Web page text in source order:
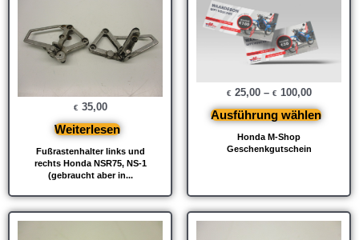
Fußrastenhalter links und
rechts Honda NSR75, NS-1
(gebraucht aber in...
€ 35,00
Weiterlesen
Honda M-Shop
Geschenkgutschein
€ 25,00– € 100,00
Ausführung wählen